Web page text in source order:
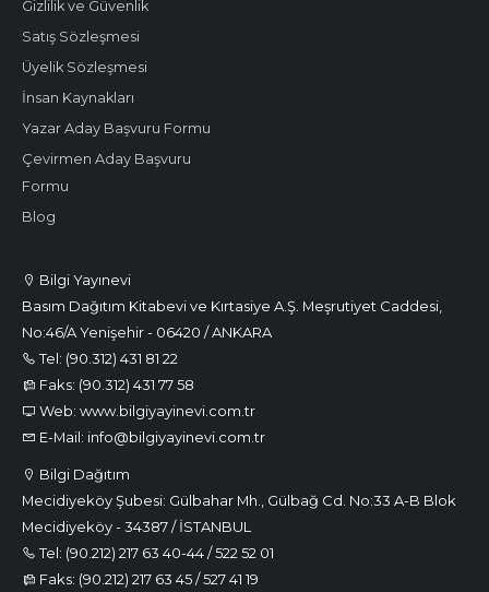
Bilgi Yayınevi
Basım Dağıtım Kitabevi ve Kırtasiye A.Ş. Meşrutiyet Caddesi,
No:46/A Yenişehir - 06420 / ANKARA
Tel: (90.312) 431 81 22
Faks: (90.312) 431 77 58
Web: www.bilgiyayinevi.com.tr
E-Mail: info@bilgiyayinevi.com.tr
Bilgi Dağıtım
Mecidiyeköy Şubesi: Gülbahar Mh., Gülbağ Cd. No:33 A-B Blok
Mecidiyeköy - 34387 / İSTANBUL
Tel: (90.212) 217 63 40-44 / 522 52 01
Faks: (90.212) 217 63 45 / 527 41 19
Gizlilik ve Güvenlik
Satış Sözleşmesi
Üyelik Sözleşmesi
İnsan Kaynakları
Yazar Aday Başvuru Formu
Çevirmen Aday Başvuru
Formu
Blog